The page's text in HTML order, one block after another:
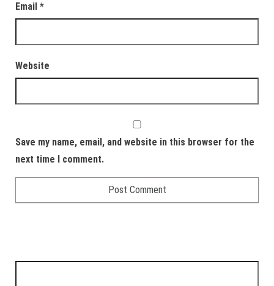
Email *
Website
Save my name, email, and website in this browser for the
next time I comment.